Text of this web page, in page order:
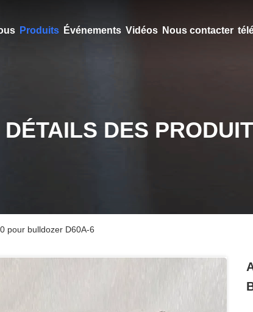
Produits Événements Vidéos Nous contacter
DÉTAILS DES
pour bulldozer D60A-6